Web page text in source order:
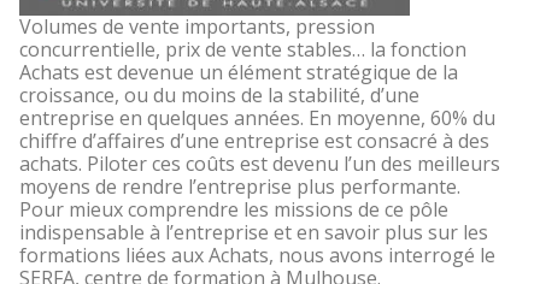
Volumes de vente importants, pression
concurrentielle, prix de vente stables… la fonction
Achats est devenue un élément stratégique de la
croissance, ou du moins de la stabilité, d’une
entreprise en quelques années. En moyenne, 60% du
chiffre d’affaires d’une entreprise est consacré à des
achats. Piloter ces coûts est devenu l’un des meilleurs
moyens de rendre l’entreprise plus performante.
Pour mieux comprendre les missions de ce pôle
indispensable à l’entreprise et en savoir plus sur les
formations liées aux Achats, nous avons interrogé le
SERFA, centre de formation à Mulhouse.